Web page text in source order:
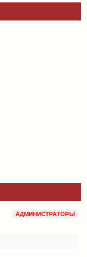
АДМИНИСТРАТОРЫ